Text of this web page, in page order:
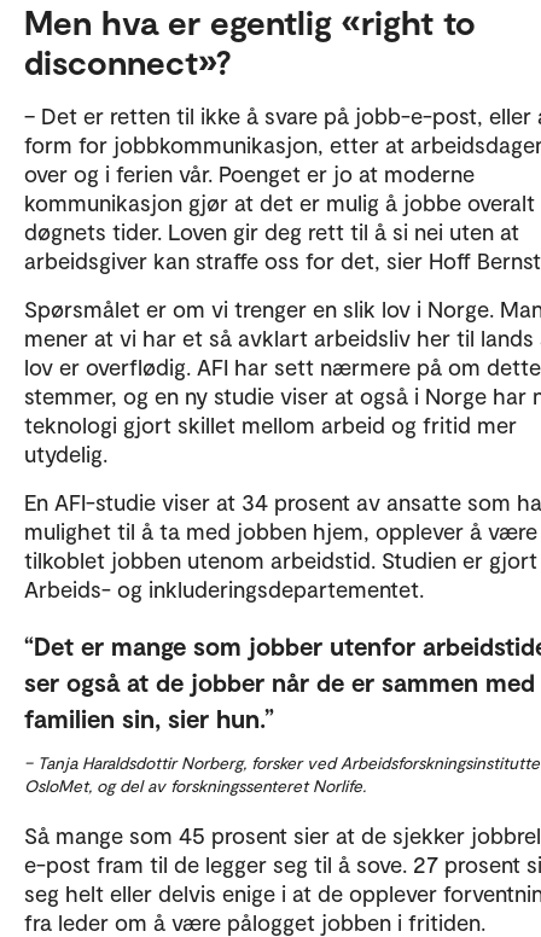
Men hva er egentlig «right to
disconnect»?
– Det er retten til ikke å svare på jobb-e-post, eller
form for jobbkommunikasjon, etter at
over og i ferien vår. Poenget er jo at moderne
kommunikasjon gjør at det er mulig å jobbe overalt
døgnets tider. Loven gir deg rett til å si nei uten at
arbeidsgiver kan straffe oss for det, sier Hoff
Spørsmålet er om vi trenger en slik lov i Norge.
mener at vi har et så avklart arbeidsliv her til lands
lov er overflødig. AFI har sett nærmere på om dette
stemmer, og en ny studie viser at også i Norge har
teknologi gjort skillet mellom arbeid og fritid mer
utydelig.
En AFI-studie viser at 34 prosent av ansatte som
mulighet til å ta med jobben hjem, opplever å være
tilkoblet jobben utenom arbeidstid. Studien er
Arbeids- og inkluderingsdepartementet.
Det er mange som jobber utenfor
ser også at de jobber når de er sammen med
familien sin, sier hun.
– Tanja Haraldsdottir Norberg, forsker ved
OsloMet, og del av forskningssenteret Norlife.
Så mange som 45 prosent sier at de sjekker
e-post fram til de legger seg til å sove. 27 prosent
seg helt eller delvis enige i at de opplever
fra leder om å være pålogget jobben i fritiden.